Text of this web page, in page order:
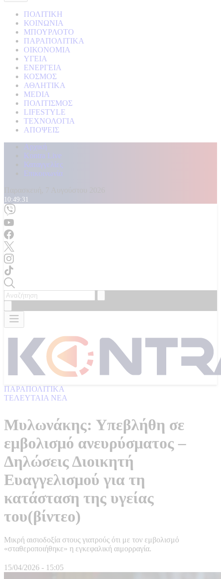
ΠΟΛΙΤΙΚΗ
ΚΟΙΝΩΝΙΑ
ΜΠΟΥΡΛΟΤΟ
ΠΑΡΑΠΟΛΙΤΙΚΑ
ΟΙΚΟΝΟΜΙΑ
ΥΓΕΙΑ
ΕΝΕΡΓΕΙΑ
ΚΟΣΜΟΣ
ΑΘΛΗΤΙΚΑ
MEDIA
ΠΟΛΙΤΙΣΜΟΣ
LIFESTYLE
ΤΕΧΝΟΛΟΓΙΑ
ΑΠΟΨΕΙΣ
Αρχική
Kontra Live
Καταγγελίες
Επικοινωνία
10:49:33
ΠΑΡΑΠΟΛΙΤΙΚΑ
ΤΕΛΕΥΤΑΙΑ ΝΕΑ
Μυλωνάκης: Υπεβλήθη σε
εμβολισμό ανευρύσματος –
Δηλώσεις Διοικητή
Ευαγγελισμού για τη
κατάσταση της υγείας
του(βίντεο)
Μικρή αισιοδοξία στους γιατρούς ότι με τον εμβολισμό
«σταθεροποιήθηκε» η εγκεφαλική αιμορραγία.
15/04/2026 - 15:05